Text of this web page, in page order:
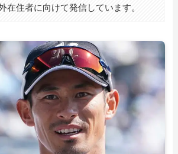
在住者に向けて発信しています。